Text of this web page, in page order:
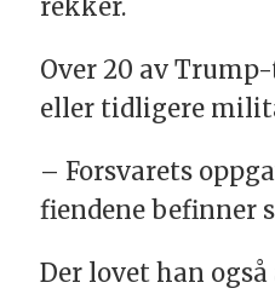
rekker.
Over 20 av
eller tidligere
– Forsvarets
fiendene befinner
Der lovet han